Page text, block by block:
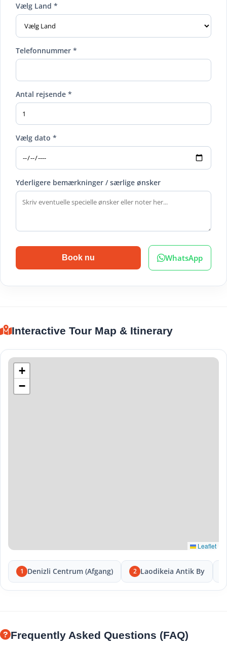
Vælg Land *
Telefonnummer *
Antal rejsende *
Vælg dato *
Yderligere bemærkninger / særlige ønsker
Book nu WhatsApp
Interactive Tour Map & Itinerary
+
−
Leaflet
1 Denizli Centrum (Afgang) 2 Laodikeia Antik By
Frequently Asked Questions (FAQ)